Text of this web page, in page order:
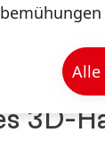
3D-
Alle